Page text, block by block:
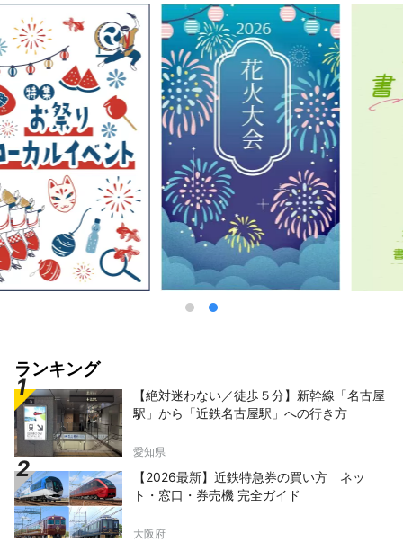
ランキング
【絶対迷わない／徒歩５分】新幹線「名古屋
駅」から「近鉄名古屋駅」への行き方
愛知県
【2026最新】近鉄特急券の買い方 ネッ
ト・窓口・券売機 完全ガイド
大阪府